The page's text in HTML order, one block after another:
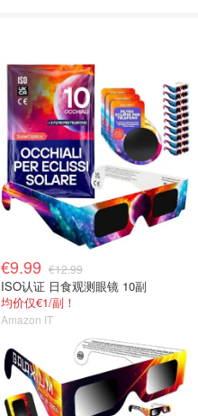
€9.99 €12.99
ISO认证 日食观测眼镜 10副
均价仅€1/副！
Amazon IT